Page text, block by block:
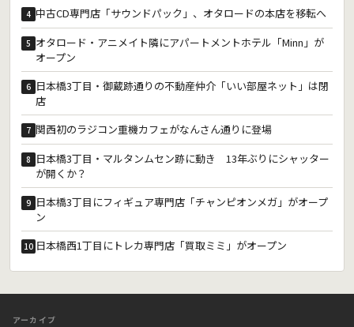
4 中古CD専門店「サウンドパック」、オタロードの本店を移転へ
5 オタロード・アニメイト隣にアパートメントホテル「Minn」が
オープン
6 日本橋3丁目・御蔵跡通りの不動産仲介「いい部屋ネット」は閉
店
7 関西初のラジコン重機カフェがなんさん通りに登場
8 日本橋3丁目・マルタンムセン跡に動き 13年ぶりにシャッター
が開くか？
9 日本橋3丁目にフィギュア専門店「チャンピオンメガ」がオープ
ン
10 日本橋西1丁目にトレカ専門店「買取ミミ」がオープン
アーカイブ